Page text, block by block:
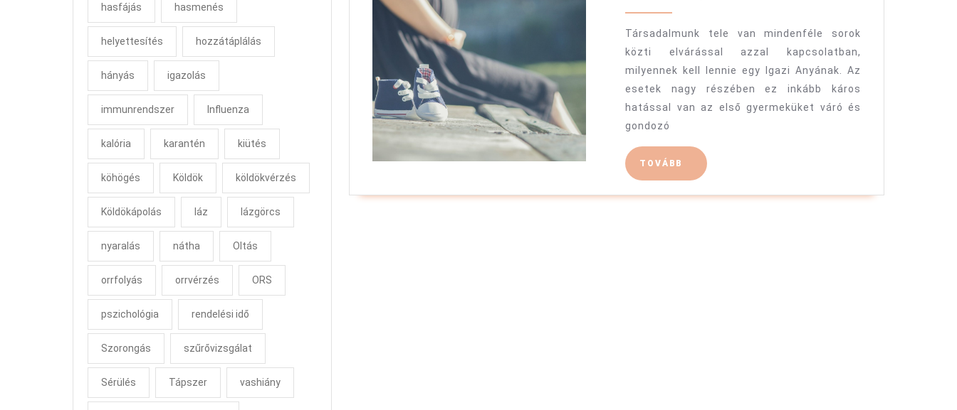
hasfájás hasmenés
helyettesítés hozzátáplálás
hányás igazolás
immunrendszer Influenza
kalória karantén kiütés
köhögés Köldök köldökvérzés
Köldökápolás láz lázgörcs
nyaralás nátha Oltás
orrfolyás orrvérzés ORS
pszichológia rendelési idő
Szorongás szűrővizsgálat
Sérülés Tápszer vashiány
Társadalmunk tele van mindenféle sorok
közti elvárással azzal kapcsolatban,
milyennek kell lennie egy Igazi Anyának. Az
esetek nagy részében ez inkább káros
hatással van az első gyermeküket váró és
gondozó
TOVÁBB TOVÁBB